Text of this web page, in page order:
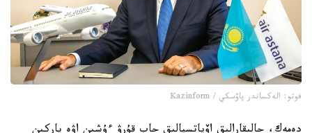
فوتو: الەكساندر پاۆسكي / Kazinform